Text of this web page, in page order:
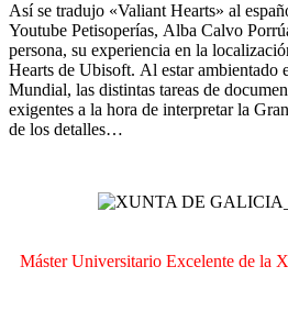
Así se tradujo «Valiant Hearts» al
Youtube Petisoperías, Alba Calvo
persona, su experiencia en la
Hearts de Ubisoft. Al estar ambientado
Mundial, las distintas tareas de
exigentes a la hora de interpretar la
de los detalles…
Máster Universitario Excelente de la